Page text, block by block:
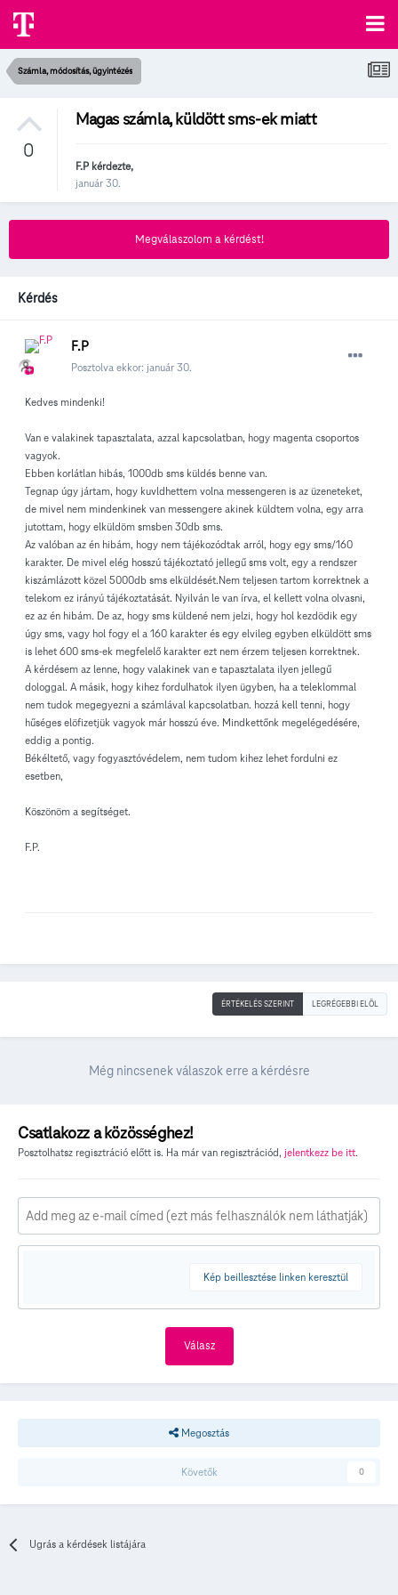
Számla, módosítás, ügyintézés
0
Magas számla, küldött sms-ek miatt
F.P kérdezte,
január 30.
Megválaszolom a kérdést!
Kérdés
F.P
Posztolva ekkor: január 30.
Kedves mindenki!
Van e valakinek tapasztalata, azzal kapcsolatban, hogy magenta csoportos
vagyok.
Ebben korlátlan hibás, 1000db sms küldés benne van.
Tegnap úgy jártam, hogy kuvldhettem volna messengeren is az üzeneteket,
de mivel nem mindenkinek van messengere akinek küldtem volna, egy arra
jutottam, hogy elküldöm smsben 30db sms.
Az valóban az én hibám, hogy nem tájékozódtak arról, hogy egy sms/160
karakter. De mivel elég hosszú tájékoztató jellegű sms volt, egy a rendszer
kiszámlázott közel 5000db sms elküldését.Nem teljesen tartom korrektnek a
telekom ez irányú tájékoztatását. Nyilván le van írva, el kellett volna olvasni,
ez az én hibám. De az, hogy sms küldené nem jelzi, hogy hol kezdödik egy
úgy sms, vagy hol fogy el a 160 karakter és egy elvileg egyben elküldött sms
is lehet 600 sms-ek megfelelő karakter ezt nem érzem teljesen korrektnek.
A kérdésem az lenne, hogy valakinek van e tapasztalata ilyen jellegű
dologgal. A másik, hogy kihez fordulhatok ilyen ügyben, ha a teleklommal
nem tudok megegyezni a számlával kapcsolatban. hozzá kell tenni, hogy
hűséges elöfizetjük vagyok már hosszú éve. Mindkettőnk megelégedésére,
eddig a pontig.
Békéltető, vagy fogyasztóvédelem, nem tudom kihez lehet fordulni ez
esetben,
Köszönöm a segítséget.
F.P.
ÉRTÉKELÉS SZERINT LEGRÉGEBBI ELÖL
Még nincsenek válaszok erre a kérdésre
Csatlakozz a közösséghez!
Posztolhatsz regisztráció előtt is. Ha már van regisztrációd, jelentkezz be itt.
Kép beillesztése linken keresztül
Válasz
Megosztás
Követők 0
Ugrás a kérdések listájára